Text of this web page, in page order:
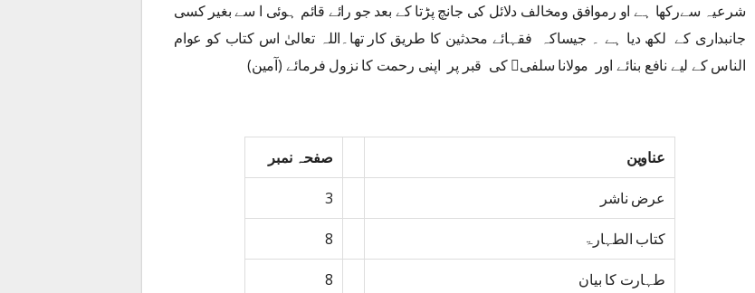
شرعیہ سےرکھا ہے او رموافق ومخالف دلائل کی جانچ پڑتا کے بعد جو رائے قائم ہوئی ا سے بغیر کسی
جانبداری کے لکھ دیا ہے ۔ جیساکہ فقہائے محدثین کا طریق کار تھا۔اللہ تعالیٰ اس کتاب کو عوام
الناس کے لیے نافع بنائے اور مولانا سلفی کی قبر پر اپنی رحمت کا نزول فرمائے (آمین)
عناوین صفحہ نمبر
عرض ناشر 3
کتاب الطہارۃ 8
طہارت کا بیان 8